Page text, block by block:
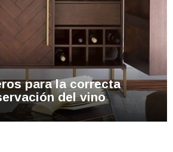
para la correcta
del vino